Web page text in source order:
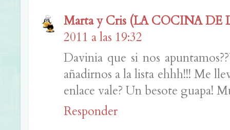
Marta y Cris (LA COCINA DE
2011 a las 19:32
Davinia que si nos
añadirnos a la lista ehhh!!! Me
enlace vale? Un besote guapa!
Responder